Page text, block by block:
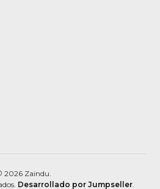
2026 Zaindu.
Desarrollado por Jumpseller.